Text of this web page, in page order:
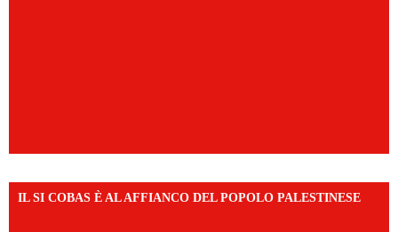
IL SI COBAS È AL AFFIANCO DEL POPOLO PALESTINESE